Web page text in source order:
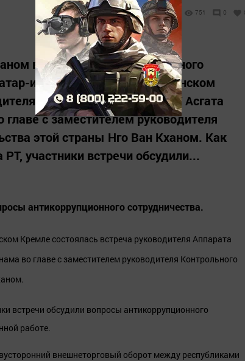
751 0
вопросы антикоррупционного
информ»). Сегодня в Казанском
Аппарата Президента РТ Асгата
с заместителем руководителя
этой страны Нго Ван Кханом. Как
участники встречи обсудили...
антикоррупционного сотрудничества.
Кремле состоялась встреча руководителя Аппарата
во главе с заместителем руководителя Контрольного
встречи обсудили вопросы антикоррупционного
работе.
внешнеторговый оборот между республиками